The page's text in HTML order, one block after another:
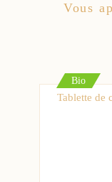
Vous
Bio
Tablette de